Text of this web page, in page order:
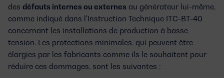
des défauts internes ou externes au générateur lui-même,
comme indiqué dans l'Instruction Technique ITC-BT-40
concernant les installations de production à basse
tension. Les protections minimales, qui peuvent être
élargies par les fabricants comme ils le souhaitent pour
réduire ces dommages, sont les suivantes :